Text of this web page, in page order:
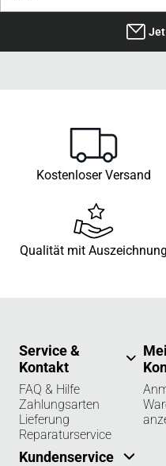
Kostenloser Versand
Qualität mit Auszeichnung
Service &
Kontakt
FAQ & Hilfe
Zahlungsarten
Lieferung
Reparaturservice
Kundenservice